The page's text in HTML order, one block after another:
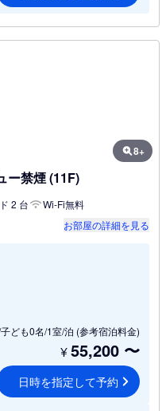
8+
ー禁煙 (11F)
2 台
Wi-Fi無料
お部屋の詳細を見る
ども0名/1室/泊 (参考宿泊料金)
¥55,200 〜
日時を指定して予約